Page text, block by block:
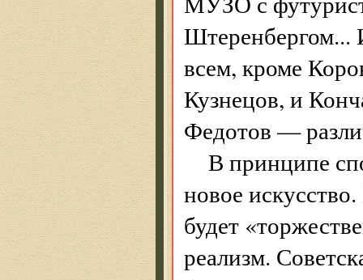
Штеренбергом...
всем, кроме
Кузнецов, и
Федотов —
В принципе
новое
будет
реализм.